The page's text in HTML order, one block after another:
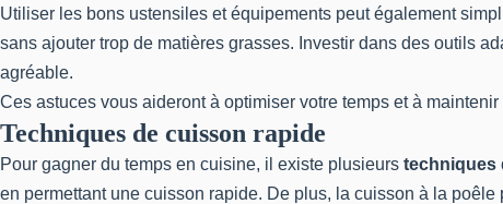
Utiliser les bons ustensiles et équipements peut également
sans ajouter trop de matières grasses. Investir dans des outils
agréable.
Ces astuces vous aideront à optimiser votre temps et à
Techniques de cuisson rapide
Pour gagner du temps en cuisine, il existe plusieurs techniques
en permettant une cuisson rapide. De plus, la cuisson à la